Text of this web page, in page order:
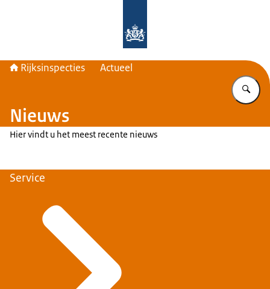
Rijksinspecties Actueel
Nieuws
Hier vindt u het meest recente nieuws
Service